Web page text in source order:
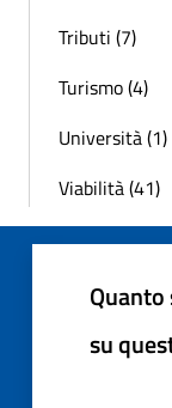
Tributi (7)
Turismo (4)
Università (1)
Viabilità (41)
su